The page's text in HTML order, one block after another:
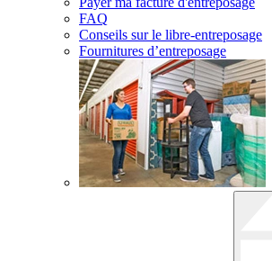
FAQ
Conseils sur le libre-entreposage
Fournitures d’entreposage